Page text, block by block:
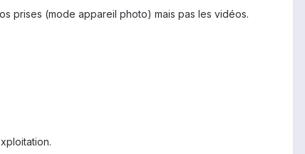
prises (mode appareil photo) mais pas les vidéos.